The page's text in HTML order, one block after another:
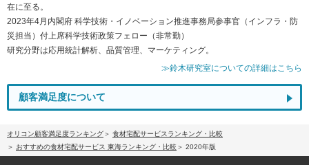
在に至る。
2023年4月内閣府 科学技術・イノベーション推進事務局参事官（インフラ・防
災担当）付上席科学技術政策フェロー（非常勤）
研究分野は応用統計解析、品質管理、マーケティング。
≫鈴木研究室についての詳細はこちら
顧客満足度について
オリコン顧客満足度ランキング
食材宅配サービスランキング・比較
おすすめの食材宅配サービス 東海ランキング・比較
2020年版